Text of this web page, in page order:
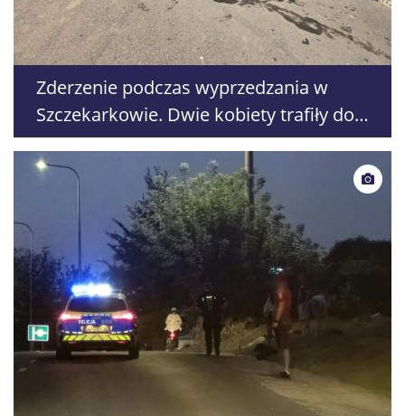
Zderzenie podczas wyprzedzania w
Szczekarkowie. Dwie kobiety trafiły do
szpitala